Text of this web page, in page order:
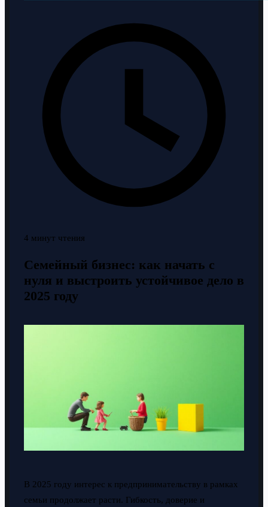
4 минут чтения
Семейный бизнес: как начать с
нуля и выстроить устойчивое дело в
2025 году
В 2025 году интерес к предпринимательству в рамках
семьи продолжает расти. Гибкость, доверие и